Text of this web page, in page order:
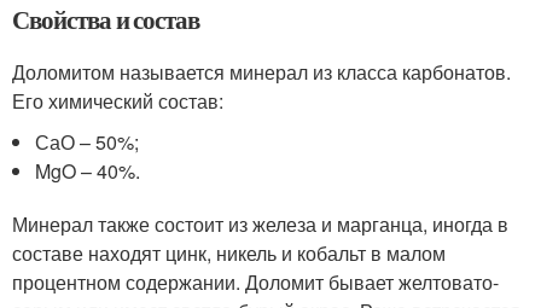
Свойства и состав
Доломитом называется минерал из класса карбонатов.
Его химический состав:
СаО – 50%;
MgO – 40%.
Минерал также состоит из железа и марганца, иногда в
составе находят цинк, никель и кобальт в малом
процентном содержании. Доломит бывает желтовато-